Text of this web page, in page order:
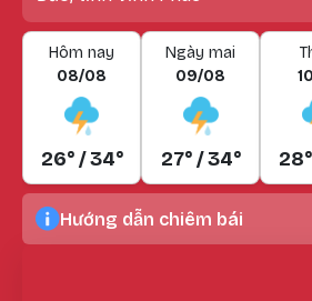
Hôm nay
08/08
26° / 34°
Ngày mai
09/08
27° / 34°
Hướng dẫn chiêm bái